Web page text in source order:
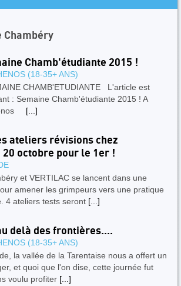
Chambéry
Chamb'étudiante 2015 !
(18-35+ ANS)
CHAMB'ETUDIANTE L'article est
: Semaine Chamb'étudiante 2015 ! A
[...]
ateliers révisions chez
20 octobre pour le 1er !
et VERTILAC se lancent dans une
amener les grimpeurs vers une pratique
4 ateliers tests seront [...]
delà des frontières....
(18-35+ ANS)
la vallée de la Tarentaise nous a offert un
et quoi que l'on dise, cette journée fut
voulu profiter [...]